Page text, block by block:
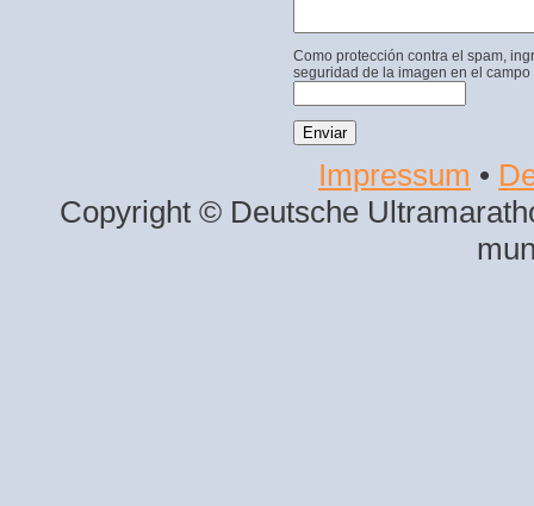
Como protección contra el spam,
seguridad de la imagen en el campo
Impressum •
Copyright © Deutsche